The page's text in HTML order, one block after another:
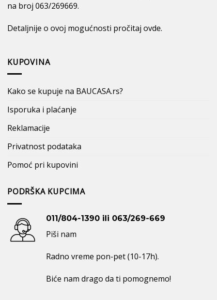
na broj 063/269669.
Detaljnije o ovoj mogućnosti pročitaj ovde.
KUPOVINA
Kako se kupuje na BAUCASA.rs?
Isporuka i plaćanje
Reklamacije
Privatnost podataka
Pomoć pri kupovini
PODRŠKA KUPCIMA
011/804-1390 ili 063/269-669
Piši nam
Radno vreme pon-pet (10-17h).
Biće nam drago da ti pomognemo!